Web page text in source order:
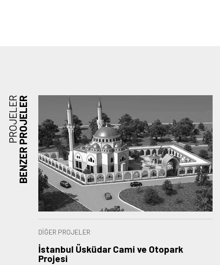
BENZER PROJELER
PROJELER
DİĞER PROJELER
İstanbul Üsküdar Cami ve Otopark
Projesi